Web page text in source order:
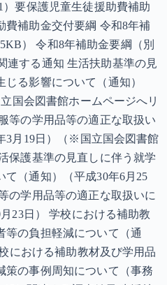
要保護児童生徒援助費補助
費補助金交付要綱 令和8年補
） 令和8年補助金要綱（別
連する通知 生活扶助基準の見
る影響について（通知）
国会図書館ホームページへリ
等の学用品等の適正な取扱い
3月19日）（※国立国会図書館
保護基準の見直しに伴う就学
（通知）（平成30年6月25
の学用品等の適正な取扱いに
23日） 学校における補助教
等の負担軽減について（通
における補助教材及び学用品
策の事例周知について（事務